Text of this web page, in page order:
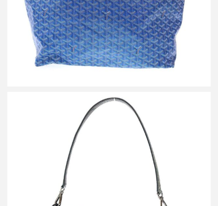
ザ ラストアートプロダクション CROCO SHOULDER LIBERO
SAGE クロコダイルレザーショルダーバッグ